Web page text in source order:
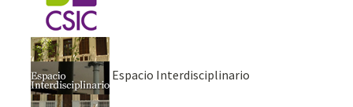
Espacio Interdisciplinario